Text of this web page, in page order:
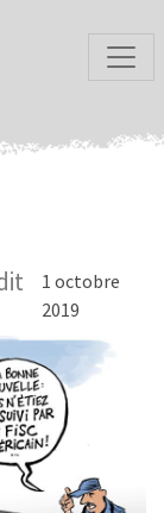
1 octobre
2019